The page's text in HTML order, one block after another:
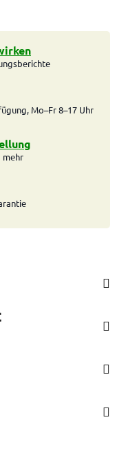
Mo–Fr 8–17 Uhr
mehr